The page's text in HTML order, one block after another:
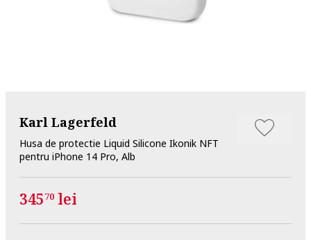
Karl Lagerfeld
Husa de protectie Liquid Silicone Ikonik NFT
pentru iPhone 14 Pro, Alb
34570 lei